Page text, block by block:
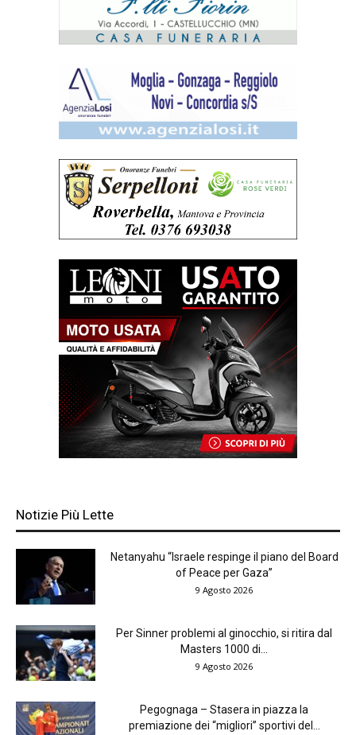
Notizie Più Lette
Netanyahu “Israele respinge il piano del Board
of Peace per Gaza”
9 Agosto 2026
Per Sinner problemi al ginocchio, si ritira dal
Masters 1000 di...
9 Agosto 2026
Pegognaga – Stasera in piazza la
premiazione dei “migliori” sportivi del...